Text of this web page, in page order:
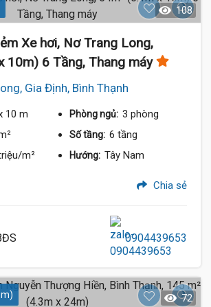
108
Xe hơi, Nơ Trang Long,
10m) 6 Tầng, Thang máy
Gia Định, Bình Thạnh
10 m Phòng ngủ: 3 phòng
Số tầng: 6 tầng
m² Hướng: Tây Nam
Chia sẻ
0904439653
72